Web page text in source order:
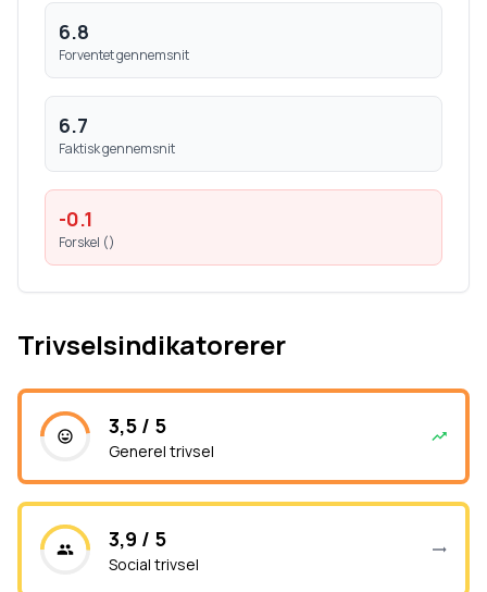
6.8
Forventet gennemsnit
6.7
Faktisk gennemsnit
-0.1
Forskel ()
Trivselsindikatorerer
3,5 / 5
Generel trivsel
3,9 / 5
Social trivsel